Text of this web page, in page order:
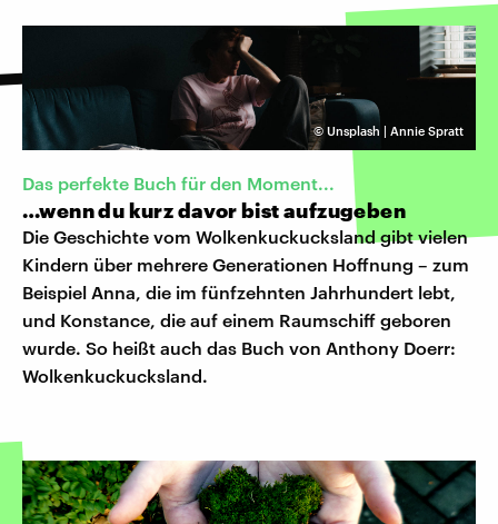
©Unsplash | Annie Spratt
Das perfekte Buch für den Moment...
…wenn du kurz davor bist aufzugeben
Die Geschichte vom Wolkenkuckucksland gibt vielen
Kindern über mehrere Generationen Hoffnung – zum
Beispiel Anna, die im fünfzehnten Jahrhundert lebt,
und Konstance, die auf einem Raumschiff geboren
wurde. So heißt auch das Buch von Anthony Doerr:
Wolkenkuckucksland.